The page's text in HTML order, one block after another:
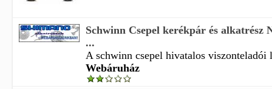
Schwinn Csepel kerékpár és alkatrész
...
A schwinn csepel hivatalos viszonteladói
Webáruház